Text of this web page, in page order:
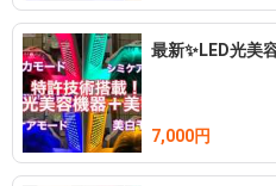
最新✨LED光美
7,000円